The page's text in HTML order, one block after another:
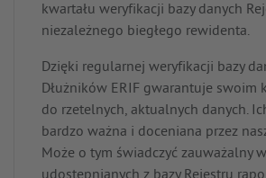
kwartału weryfikacji bazy danych
niezależnego biegłego rewidenta.
Dzięki regularnej weryfikacji bazy
Dłużników ERIF gwarantuje swoim
do rzetelnych, aktualnych danych.
bardzo ważna i doceniana przez
Może o tym świadczyć zauważalny